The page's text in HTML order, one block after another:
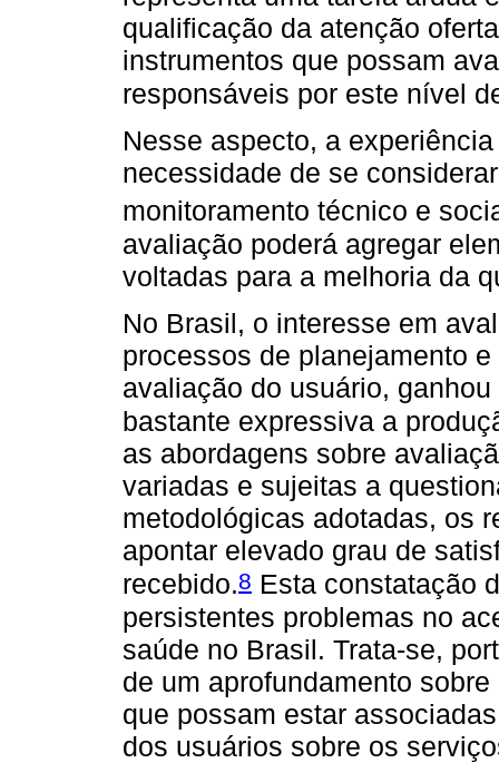
qualificação da atenção
instrumentos que possam
responsáveis por este nível
Nesse aspecto, a
necessidade de se
monitoramento técnico e
avaliação poderá agregar
voltadas para a melhoria da
No Brasil, o interesse em
processos de planejamento
avaliação do usuário,
bastante expressiva a
as abordagens sobre
variadas e sujeitas a
metodológicas adotadas, os
apontar elevado grau de
recebido.8 Esta constatação
persistentes problemas no
saúde no Brasil. Trata-se,
de um aprofundamento
que possam estar
dos usuários sobre os